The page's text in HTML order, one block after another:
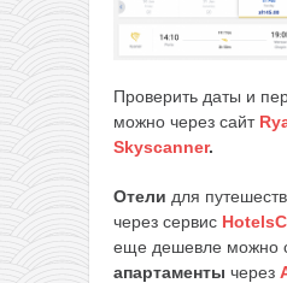
Проверить даты и
можно через сайт
Skyscanner.
Отели для
через сервис
еще дешевле можно
апартаменты через